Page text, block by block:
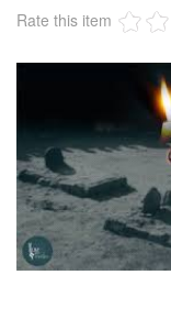
Rate this item